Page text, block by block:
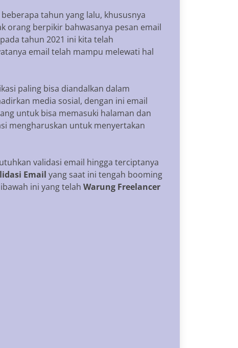
tahun yang lalu, khususnya
orang berpikir bahwasanya pesan email
tahun 2021 ini kita telah
email telah mampu melewati hal
paling bisa diandalkan dalam
media sosial, dengan ini email
untuk bisa memasuki halaman dan
mengharuskan untuk menyertakan
validasi email hingga terciptanya
Email yang saat ini tengah booming
ini yang telah Warung Freelancer